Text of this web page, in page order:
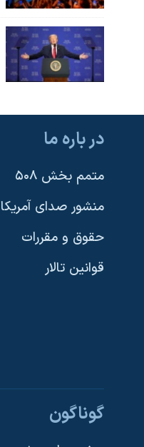
دنبال کنید
در باره ما
متمم بخش ۵۰۸
منشور صدای آمریکا
حقوق و مقررات
قوانین تالار
گوناگون